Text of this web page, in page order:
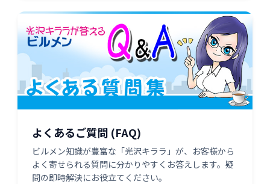
よくあるご質問 (FAQ)
ビルメン知識が豊富な「光沢キララ」が、お客様から
よく寄せられる質問に分かりやすくお答えします。疑
問の即時解決にお役立てください。